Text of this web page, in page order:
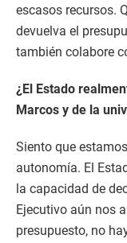
escasos recursos.
devuelva el
también colabore
¿El Estado
Marcos y de la
Siento que
autonomía. El
la capacidad de
Ejecutivo aún nos
presupuesto, no